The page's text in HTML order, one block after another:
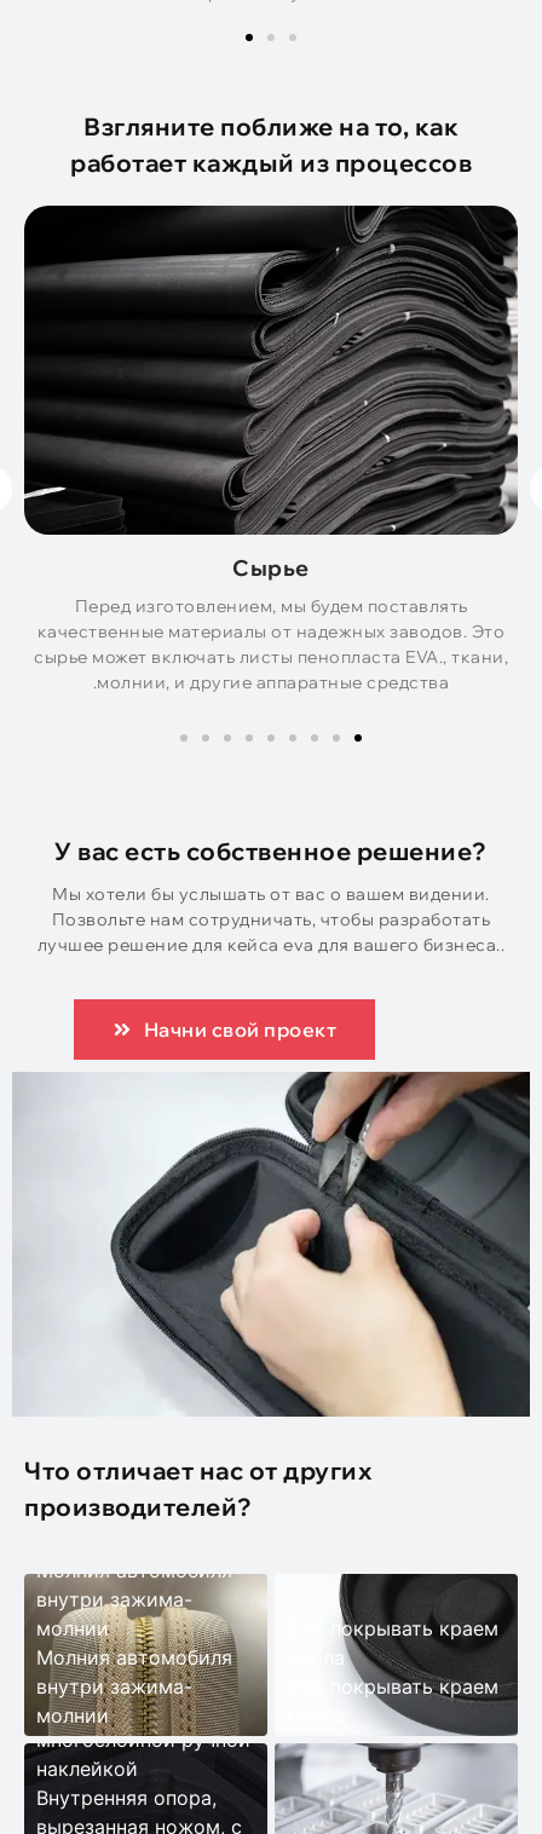
Взгляните поближе на то, как
работает каждый из процессов
Сырье
Перед изготовлением, мы будем поставлять
качественные материалы от надежных заводов. Это
сырье может включать листы пенопласта EVA., ткани,
молнии, и другие аппаратные средства.
У вас есть собственное решение?
Мы хотели бы услышать от вас о вашем видении.
Позвольте нам сотрудничать, чтобы разработать
лучшее решение для кейса eva для вашего бизнеса..
Начни свой проект
Что отличает нас от других
производителей?
Молния автомобиля
внутри зажима-
молнии
Молния автомобиля
внутри зажима-
молнии
EVA покрывать краем
масла
EVA покрывать краем
Внутренняя опора,
вырезанная ножом, с
многослойной ручной
наклейкой
Внутренняя опора,
вырезанная ножом, с